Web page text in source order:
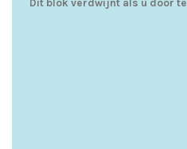
Dit blok verdwijnt als u door te